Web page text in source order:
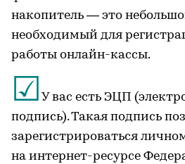
накопитель — это
необходимый для
работы онлайн-кассы.
☑ У вас есть ЭЦП
подпись). Такая подпись
зарегистрироваться
на интернет-ресурсе